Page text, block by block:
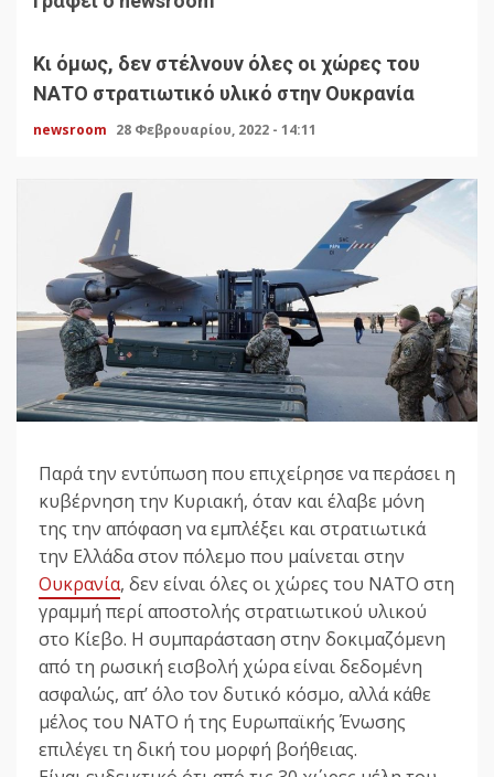
Κι όμως, δεν στέλνουν όλες οι χώρες του
ΝΑΤΟ στρατιωτικό υλικό στην Ουκρανία
newsroom 28 Φεβρουαρίου, 2022 - 14:11
Παρά την εντύπωση που επιχείρησε να περάσει η
κυβέρνηση την Κυριακή, όταν και έλαβε μόνη
της την απόφαση να εμπλέξει και στρατιωτικά
την Ελλάδα στον πόλεμο που μαίνεται στην
Ουκρανία, δεν είναι όλες οι χώρες του ΝΑΤΟ στη
γραμμή περί αποστολής στρατιωτικού υλικού
στο Κίεβο. Η συμπαράσταση στην δοκιμαζόμενη
από τη ρωσική εισβολή χώρα είναι δεδομένη
ασφαλώς, απ’ όλο τον δυτικό κόσμο, αλλά κάθε
μέλος του ΝΑΤΟ ή της Ευρωπαϊκής Ένωσης
επιλέγει τη δική του μορφή βοήθειας.